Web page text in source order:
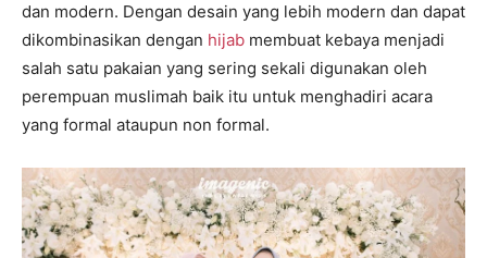
dan modern. Dengan desain yang lebih modern dan dapat
dikombinasikan dengan hijab membuat kebaya menjadi
salah satu pakaian yang sering sekali digunakan oleh
perempuan muslimah baik itu untuk menghadiri acara
yang formal ataupun non formal.